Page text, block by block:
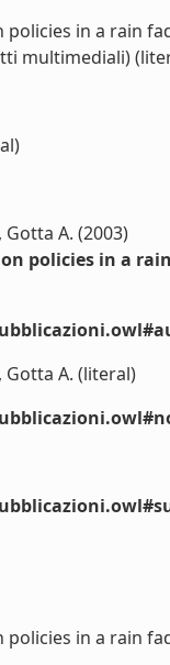
in a rain
multimediali)
Gotta A. (2003)
policies in a
Gotta A. (literal)
in a rain